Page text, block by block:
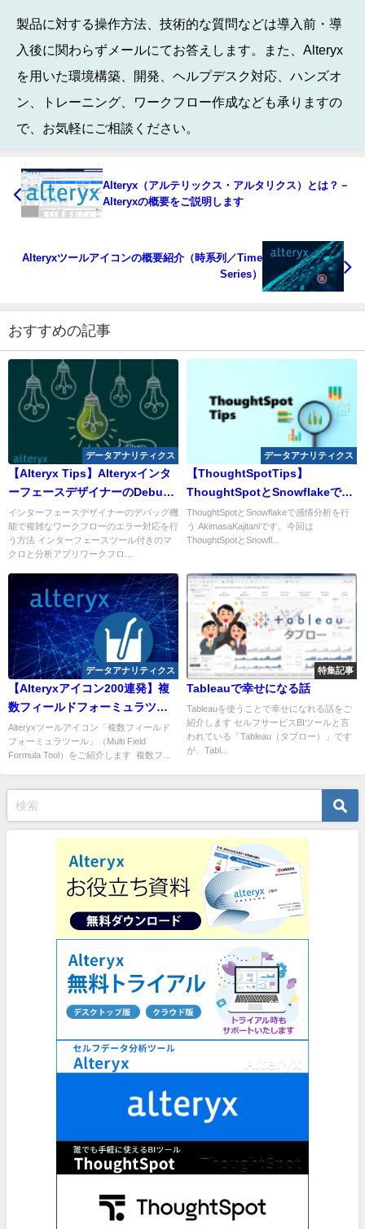
製品に対する操作方法、技術的な質問などは導入前・導
入後に関わらずメールにてお答えします。また、Alteryx
を用いた環境構築、開発、ヘルプデスク対応、ハンズオ
ン、トレーニング、ワークフロー作成なども承りますの
で、お気軽にご相談ください。
Alteryx（アルテリックス・アルタリクス）とは？－
Alteryxの概要をご説明します
Alteryxツールアイコンの概要紹介（時系列／Time
Series）
おすすめの記事
データアナリティクス
【Alteryx Tips】Alteryxインタ
ーフェースデザイナーのDebug
機能を使おう
インターフェースデザイナーのデバッグ機
能で複雑なワークフローのエラー対応を行
う方法 インターフェースツール付きのマ
クロと分析アプリワークフロ...
データアナリティクス
【ThoughtSpotTips】
ThoughtSpotとSnowflakeで感
情分析を行う
ThoughtSpotとSnowflakeで感情分析を行
う AkimasaKajitaniです。今回は
ThoughtSpotとSnowfl...
データアナリティクス
【Alteryxアイコン200連発】複
数フィールドフォーミュラツー
ル（Multi Field Formula Tool）
Alteryxツールアイコン「複数フィールド
フォーミュラツール」（Multi Field
Formula Tool）をご紹介します 複数フ...
特集記事
Tableauで幸せになる話
Tableauを使うことで幸せになれる話をご
紹介します セルフサービスBIツールと言
われている「Tableau（タブロー）」です
が、Tabl...